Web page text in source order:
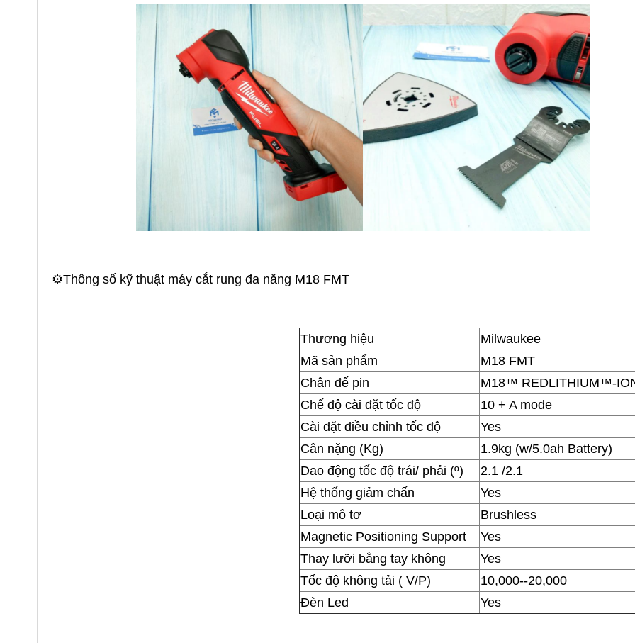
⚙️Thông số kỹ thuật máy cắt rung đa năng M18 FMT
Thương hiệu
Milwaukee
Mã sản phẩm
M18 FMT
Chân đế pin
M18™ REDLITHIUM™-
Chế độ cài đặt tốc độ
10 + A mode
Cài đặt điều chỉnh tốc độ
Yes
Cân nặng (Kg)
1.9kg (w/5.0ah Battery)
Dao động tốc độ trái/ phải (º)
2.1 /2.1
Hệ thống giảm chấn
Yes
Loại mô tơ
Brushless
Magnetic Positioning Support
Yes
Thay lưỡi bằng tay không
Yes
Tốc độ không tải ( V/P)
10,000--20,000
Đèn Led
Yes